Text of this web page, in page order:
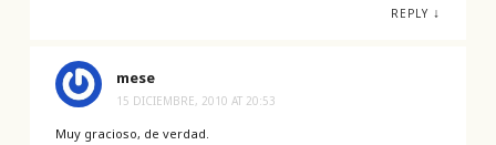
REPLY ↓
mese
15 DICIEMBRE, 2010 AT 20:53
Muy gracioso, de verdad.